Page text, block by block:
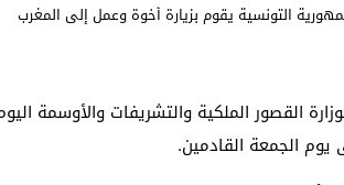
يوم الجمعة القادمين.